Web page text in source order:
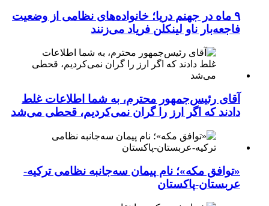
۹ ماه در جهنم دریا؛ خانواده‌های نظامی از وضعیت
فاجعه‌بار ناو لینکلن فریاد می‌زنند
آقای رئیس‌جمهور محترم، به شما اطلاعات غلط
دادند که اگر ارز را گران نمی‌کردیم، قحطی می‌شد
«توافق مکه»؛ نام پیمان سه‌جانبه نظامی ترکیه-
عربستان-پاکستان